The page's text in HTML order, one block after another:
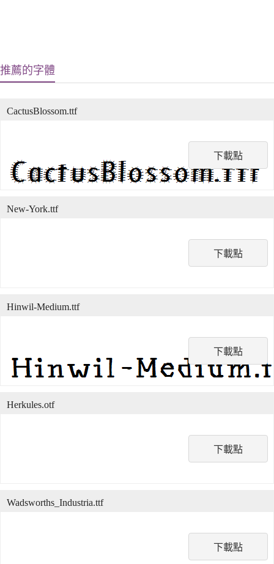
推薦的字體
下載點
CactusBlossom.ttf
下載點
New-York.ttf
下載點
Hinwil-Medium.ttf
下載點
Herkules.otf
下載點
Wadsworths_Industria.ttf